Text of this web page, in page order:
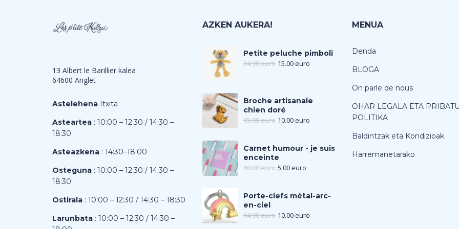
13 Albert le Barillier kalea
64600 Anglet
Astelehena Itxita
Asteartea : 10:00 – 12:30 / 14:30 –
18:30
Asteazkena : 14:30–18:00
Osteguna : 10:00 – 12:30 / 14:30 –
18:30
Ostirala : 10:00 – 12:30 / 14:30 – 18:30
Larunbata : 10:00 – 12:30 / 14:30 –
AZKEN AUKERA!
Petite peluche pimboli
24.90euro 15.00euro
Broche artisanale
chien doré
15.00euro 10.00euro
Carnet humour - je suis
enceinte
10.00euro 5.00euro
Porte-clefs métal-arc-
en-ciel
14.90euro 10.00euro
MENUA
Denda
BLOGA
On parle de nous
OHAR LEGALA ETA
POLITIKA
Baldintzak eta Kondizioak
Harremanetarako